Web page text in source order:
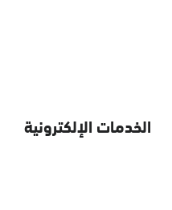
الخدمات الإلكترونية